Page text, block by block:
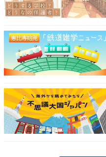
こちらもおすすめ
「トヤの夫